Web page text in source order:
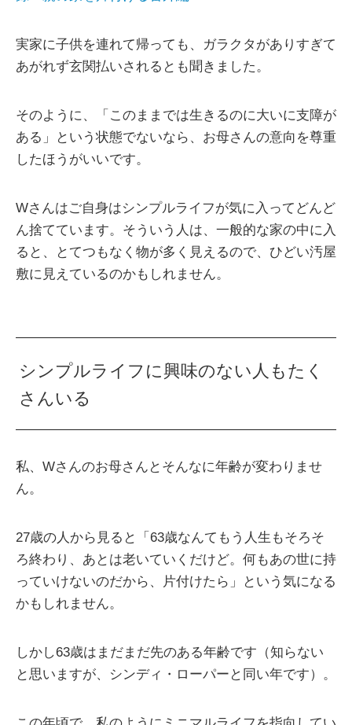
実家に子供を連れて帰っても、ガラクタがありすぎて
あがれず玄関払いされるとも聞きました。
そのように、「このままでは生きるのに大いに支障が
ある」という状態でないなら、お母さんの意向を尊重
したほうがいいです。
Wさんはご自身はシンプルライフが気に入ってどんど
ん捨てています。そういう人は、一般的な家の中に入
ると、とてつもなく物が多く見えるので、ひどい汚屋
敷に見えているのかもしれません。
シンプルライフに興味のない人もたく
さんいる
私、Wさんのお母さんとそんなに年齢が変わりませ
ん。
27歳の人から見ると「63歳なんてもう人生もそろそ
ろ終わり、あとは老いていくだけど。何もあの世に持
っていけないのだから、片付けたら」という気になる
かもしれません。
しかし63歳はまだまだ先のある年齢です（知らない
と思いますが、シンディ・ローパーと同い年です）。